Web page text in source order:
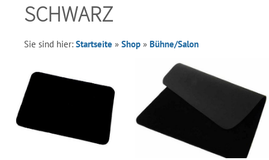
SCHWARZ
Sie sind hier: Startseite » Shop » Bühne/Salon